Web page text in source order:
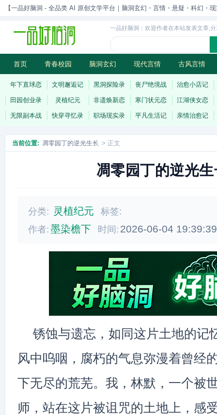
【一品好脑洞 - 全品类 AI 原创文学平台｜脑洞玄幻・言情・悬疑・科幻・
一品好脑洞：欢迎作者在本站发表文章,
首页 青春校园 脑洞玄幻 现代言情 古风言情
历史权谋 武侠江湖 灵异志怪 连载
年下直球恋 文明邂逅记 黑洞探险录 丧尸绝境战 治愈小店记
田园创业录 灵植纪元 非遗焕新恋 寒门状元恋 江湖侠女恋
无限副本战 快穿寻忆录 职场现实录 平凡生活记 亲情治愈记
当前位置: 凋零园丁的逆光生长 > 正文
凋零园丁的逆光
分类: 灵植纪元
标签:
作者:墨染檐下 时间: 2026-06-04
锈蚀与遗忘，如同这片土地的记
风中呜咽，腐朽的气息弥漫着曾经
下无尽的荒芜。我，林默，一个被
师，站在这片被诅咒的土地上，感